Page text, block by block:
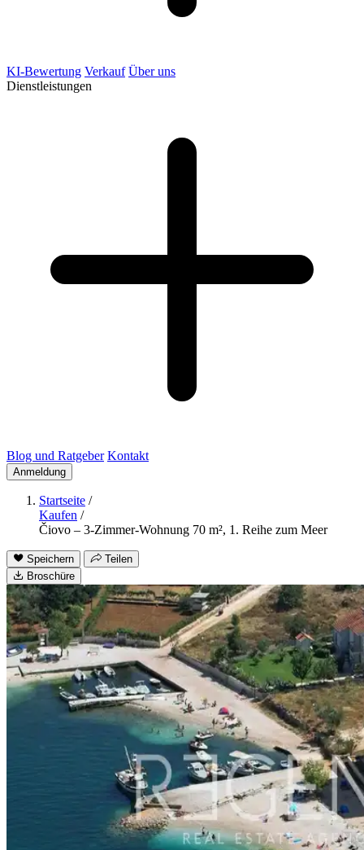
KI-Bewertung Verkauf Über uns
Dienstleistungen
Blog und Ratgeber Kontakt
Anmeldung
Startseite /
Kaufen /
Čiovo – 3-Zimmer-Wohnung 70 m², 1. Reihe zum Meer
Speichern
Teilen
Broschüre